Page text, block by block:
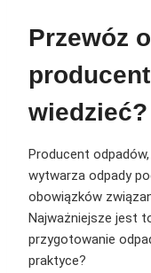
Przewóz
wiedzieć?
Producent
wytwarza odpady
obowiązków
Najważniejsze jest
przygotowanie
praktyce?